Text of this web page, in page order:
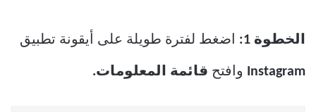
الخطوة 1: اضغط لفترة طويلة على أيقونة تطبيق
Instagram وافتح قائمة المعلومات.